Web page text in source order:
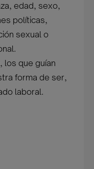
edad, sexo,
políticas,
sexual o
los que guían
forma de ser,
laboral.